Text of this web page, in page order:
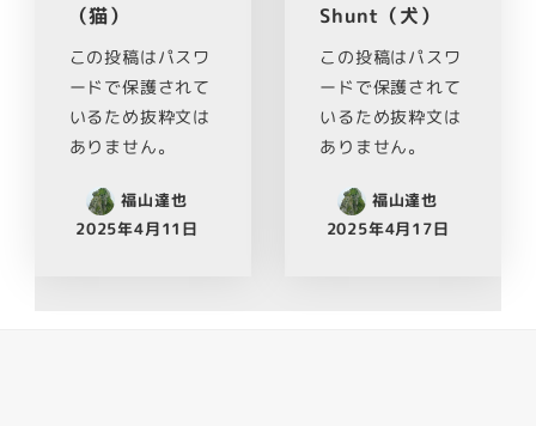
（猫）
この投稿はパスワ
ードで保護されて
いるため抜粋文は
ありません。
福山達也
2025年4月11日
Shunt（犬）
この投稿はパスワ
ードで保護されて
いるため抜粋文は
ありません。
福山達也
2025年4月17日